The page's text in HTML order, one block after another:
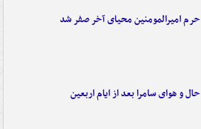
حرم امیرالمومنین محیای آخر صفر شد
حال و هوای سامرا بعد از ایام اربعین